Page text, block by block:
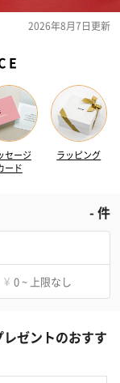
2026年8月7日更新
セージ
ード
ラッピング
-件
¥ 0 ~ 上限なし
ゼントのおすす